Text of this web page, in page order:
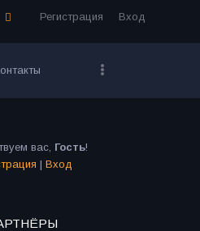
Регистрация Вход
вас, Гость!
| Вход